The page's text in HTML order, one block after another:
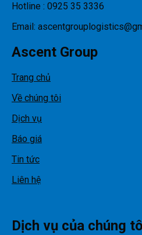
Hotline : 0925 35 3336
Email:
Ascent Group
Trang chủ
Về chúng tôi
Dịch vụ
Báo giá
Tin tức
Liên hệ
Dịch vụ của chúng